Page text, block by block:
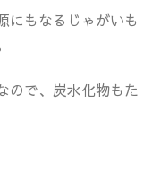
にもなるじゃがいも
ので、炭水化物もた